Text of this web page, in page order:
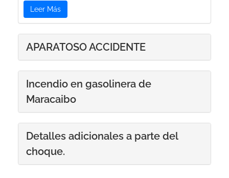
Leer Más
APARATOSO ACCIDENTE
Incendio en gasolinera de
Maracaibo
Detalles adicionales a parte del
choque.